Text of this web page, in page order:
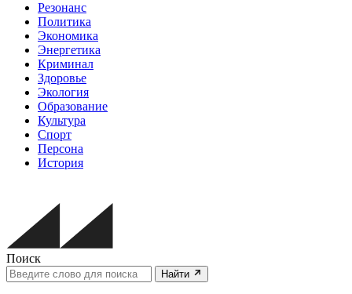
Резонанс
Политика
Экономика
Энергетика
Криминал
Здоровье
Экология
Образование
Культура
Спорт
Персона
История
Поиск
Найти